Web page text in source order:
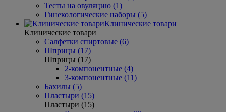
Тесты на овуляцию (1)
Гинекологические наборы (5)
Клинические товари
Клинические товари
Салфетки спиртовые (6)
Шприцы (17)
Шприцы (17)
2-компонентные (4)
3-компонентные (11)
Бахилы (5)
Пластыри (15)
Пластыри (15)